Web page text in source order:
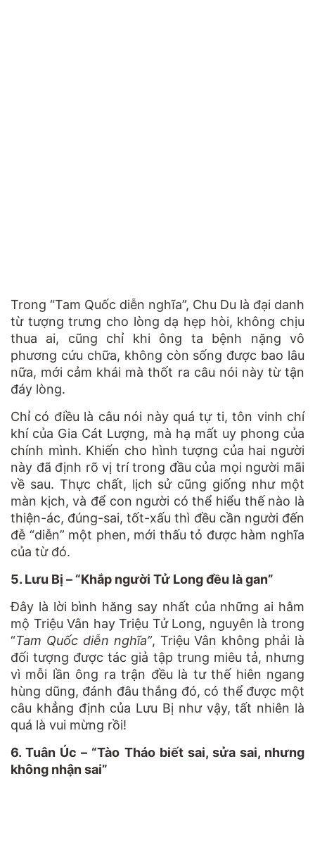
Trong “Tam Quốc diễn nghĩa”, Chu Du là đại danh
từ tượng trưng cho lòng dạ hẹp hòi, không chịu
thua ai, cũng chỉ khi ông ta bệnh nặng vô
phương cứu chữa, không còn sống được bao lâu
nữa, mới cảm khái mà thốt ra câu nói này từ tận
đáy lòng.
Chỉ có điều là câu nói này quá tự ti, tôn vinh chí
khí của Gia Cát Lượng, mà hạ mất uy phong của
chính mình. Khiến cho hình tượng của hai người
này đã định rõ vị trí trong đầu của mọi người mãi
về sau. Thực chất, lịch sử cũng giống như một
màn kịch, và để con người có thể hiểu thế nào là
thiện-ác, đúng-sai, tốt-xấu thì đều cần người đến
đễ “diễn” một phen, mới thấu tỏ được hàm nghĩa
của từ đó.
5. Lưu Bị – “Khắp người Tử Long đều là gan”
Đây là lời bình hăng say nhất của những ai hâm
mộ Triệu Vân hay Triệu Tử Long, nguyên là trong
“Tam Quốc diễn nghĩa”, Triệu Vân không phải là
đối tượng được tác giả tập trung miêu tả, nhưng
vì mỗi lần ông ra trận đều là tư thế hiên ngang
hùng dũng, đánh đâu thắng đó, có thể được một
câu khẳng định của Lưu Bị như vậy, tất nhiên là
quá là vui mừng rồi!
6. Tuân Úc – “Tào Tháo biết sai, sửa sai, nhưng
không nhận sai”